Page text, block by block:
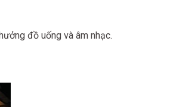
đồ uống và âm nhạc.